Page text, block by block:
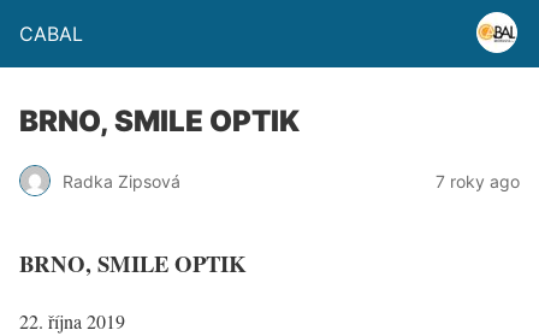
CABAL
BRNO, SMILE OPTIK
Radka Zipsová 7 roky ago
BRNO, SMILE OPTIK
22. října 2019